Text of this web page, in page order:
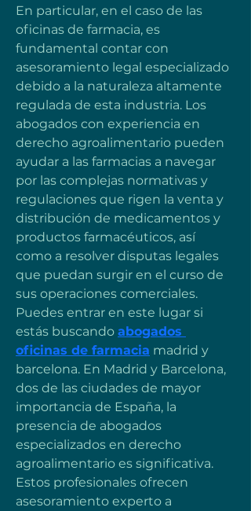
En particular, en el caso de las
oficinas de farmacia, es
fundamental contar con
asesoramiento legal especializado
debido a la naturaleza altamente
regulada de esta industria. Los
abogados con experiencia en
derecho agroalimentario pueden
ayudar a las farmacias a navegar
por las complejas normativas y
regulaciones que rigen la venta y
distribución de medicamentos y
productos farmacéuticos, así
como a resolver disputas legales
que puedan surgir en el curso de
sus operaciones comerciales.
Puedes entrar en este lugar si
estás buscando abogados
oficinas de farmacia madrid y
barcelona. En Madrid y Barcelona,
dos de las ciudades de mayor
importancia de España, la
presencia de abogados
especializados en derecho
agroalimentario es significativa.
Estos profesionales ofrecen
asesoramiento experto a